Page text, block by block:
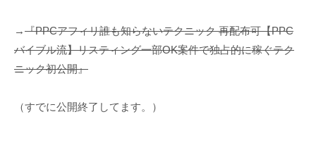
→『PPCアフィリ誰も知らないテクニック 再配布可【PPC
バイブル流】リスティング一部OK案件で独占的に稼ぐテク
ニック初公開』
（すでに公開終了してます。）